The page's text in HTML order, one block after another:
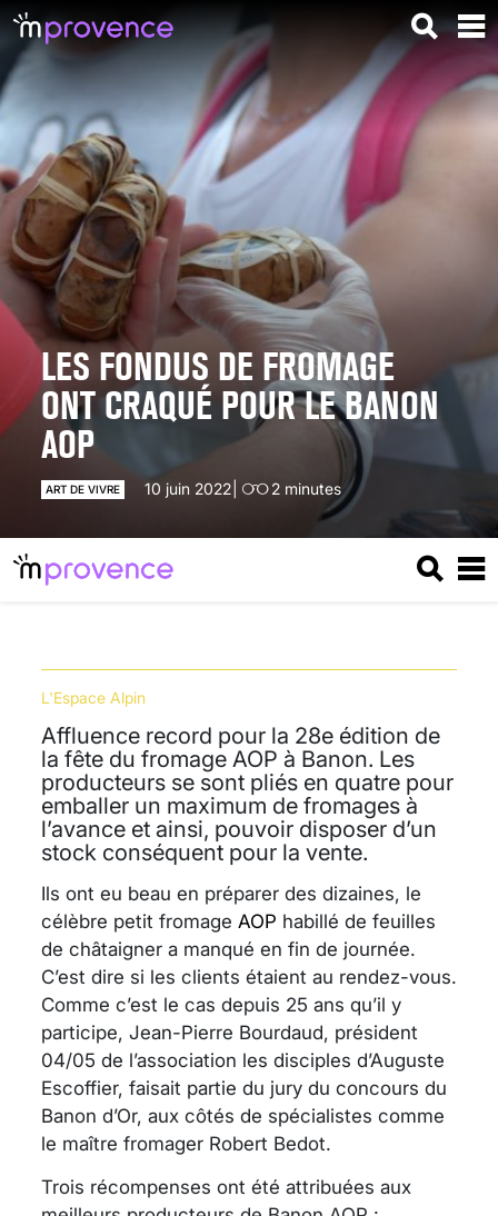
LES FONDUS DE FROMAGE
ONT CRAQUÉ POUR LE BANON
AOP
ART DE VIVRE 10 juin 2022 2 minutes
Affluence record pour la 28e édition de
la fête du fromage AOP à Banon. Les
producteurs se sont pliés en quatre pour
emballer un maximum de fromages à
l’avance et ainsi, pouvoir disposer d’un
stock conséquent pour la vente.
L'Espace Alpin
Ils ont eu beau en préparer des dizaines, le
célèbre petit fromage AOP habillé de feuilles
de châtaigner a manqué en fin de journée.
C’est dire si les clients étaient au rendez-vous.
Comme c’est le cas depuis 25 ans qu’il y
participe, Jean-Pierre Bourdaud, président
04/05 de l’association les disciples d’Auguste
Escoffier, faisait partie du jury du concours du
Banon d’Or, aux côtés de spécialistes comme
le maître fromager Robert Bedot.
Trois récompenses ont été attribuées aux